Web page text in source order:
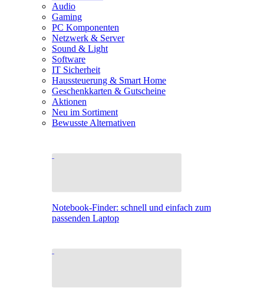
Audio
Gaming
PC Komponenten
Netzwerk & Server
Sound & Light
Software
IT Sicherheit
Haussteuerung & Smart Home
Geschenkkarten & Gutscheine
Aktionen
Neu im Sortiment
Bewusste Alternativen
Notebook-Finder: schnell und einfach zum
passenden Laptop